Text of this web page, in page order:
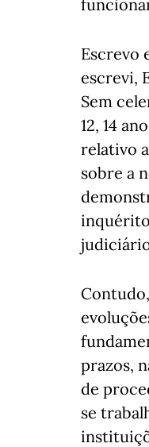
Escrevo
escrevi,
Sem
12, 14
relativo
sobre a
prazos,
de
se